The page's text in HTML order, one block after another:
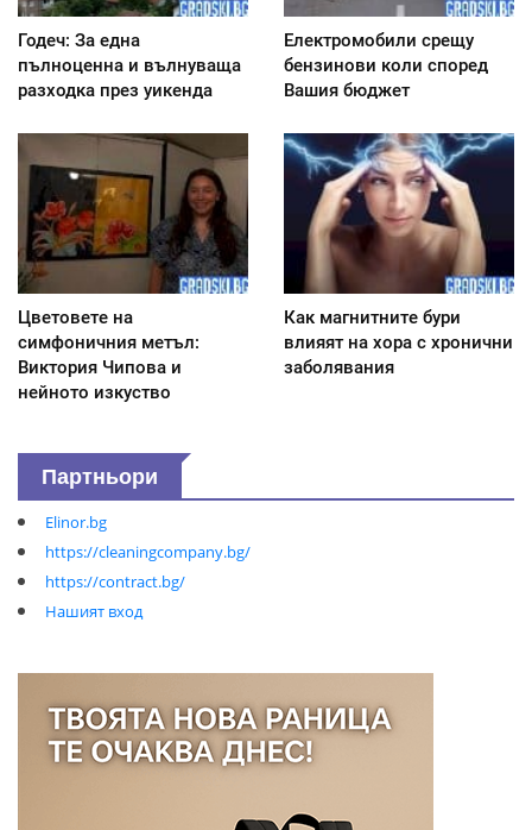
Годеч: За една
пълноценна и вълнуваща
разходка през уикенда
Електромобили срещу
бензинови коли според
Вашия бюджет
Цветовете на
симфоничния метъл:
Виктория Чипова и
нейното изкуство
Как магнитните бури
влияят на хора с хронични
заболявания
Партньори
Elinor.bg
https://cleaningcompany.bg/
https://contract.bg/
Нашият вход